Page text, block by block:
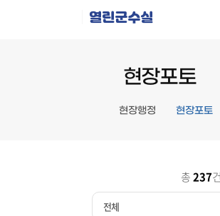
열린군수실
현장포토
현장행정 현장포토
총237